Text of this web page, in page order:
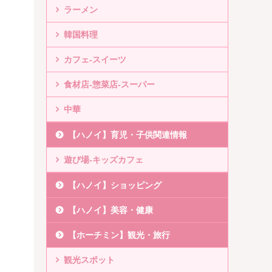
ラーメン
韓国料理
カフェ-スイーツ
食材店-惣菜店-スーパー
中華
【ハノイ】育児・子供関連情報
遊び場-キッズカフェ
【ハノイ】ショッピング
【ハノイ】美容・健康
【ホーチミン】観光・旅行
観光スポット